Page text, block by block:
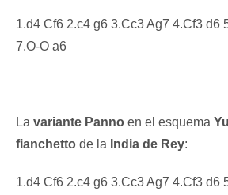
1.d4 Cf6 2.c4 g6 3.Cc3 Ag7 4.Cf3 d6
7.O-O a6
La variante Panno en el esquema
fianchetto de la India de Rey:
1.d4 Cf6 2.c4 g6 3.Cc3 Ag7 4.Cf3 d6